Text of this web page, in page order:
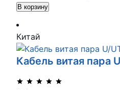
В корзину
Китай
Кабель витая пара